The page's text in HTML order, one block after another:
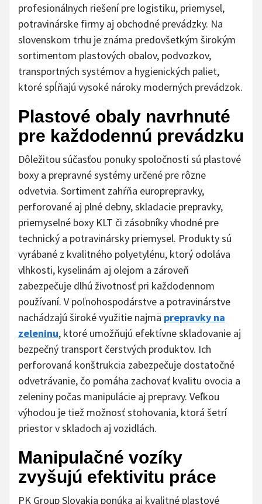
profesionálnych riešení pre logistiku, priemysel,
potravinárske firmy aj obchodné prevádzky. Na
slovenskom trhu je známa predovšetkým širokým
sortimentom plastových obalov, podvozkov,
transportných systémov a hygienických paliet,
ktoré spĺňajú vysoké nároky moderných prevádzok.
Plastové obaly navrhnuté
pre každodennú prevádzku
Dôležitou súčasťou ponuky spoločnosti sú plastové
boxy a prepravné systémy určené pre rôzne
odvetvia. Sortiment zahŕňa europrepravky,
perforované aj plné debny, skladacie prepravky,
priemyselné boxy KLT či zásobníky vhodné pre
technický a potravinársky priemysel. Produkty sú
vyrábané z kvalitného polyetylénu, ktorý odoláva
vlhkosti, kyselinám aj olejom a zároveň
zabezpečuje dlhú životnosť pri každodennom
používaní. V poľnohospodárstve a potravinárstve
nachádzajú široké využitie najmä prepravky na
zeleninu, ktoré umožňujú efektívne skladovanie aj
bezpečný transport čerstvých produktov. Ich
perforovaná konštrukcia zabezpečuje dostatočné
odvetrávanie, čo pomáha zachovať kvalitu ovocia a
zeleniny počas manipulácie aj prepravy. Veľkou
výhodou je tiež možnosť stohovania, ktorá šetrí
priestor v skladoch aj vozidlách.
Manipulačné vozíky
zvyšujú efektivitu práce
PK Group Slovakia ponúka aj kvalitné plastové